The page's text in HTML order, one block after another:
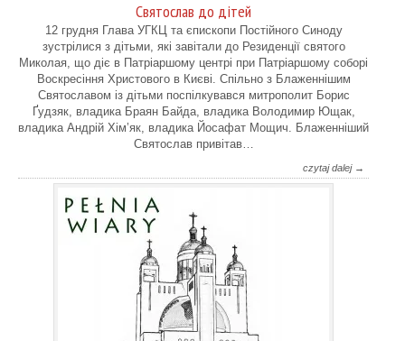
Святослав до дітей
12 грудня Глава УГКЦ та єпископи Постійного Синоду
зустрілися з дітьми, які завітали до Резиденції святого
Миколая, що діє в Патріаршому центрі при Патріаршому соборі
Воскресіння Христового в Києві. Спільно з Блаженнішим
Святославом із дітьми поспілкувався митрополит Борис
Ґудзяк, владика Браян Байда, владика Володимир Ющак,
владика Андрій Хім’як, владика Йосафат Мощич. Блаженніший
Святослав привітав…
czytaj dalej →